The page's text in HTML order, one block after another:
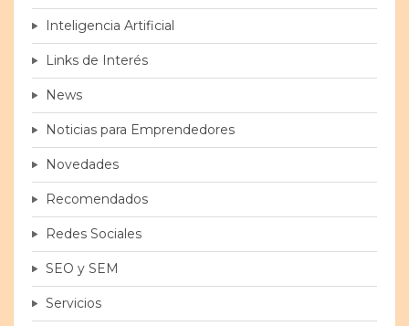
Inteligencia Artificial
Links de Interés
News
Noticias para Emprendedores
Novedades
Recomendados
Redes Sociales
SEO y SEM
Servicios